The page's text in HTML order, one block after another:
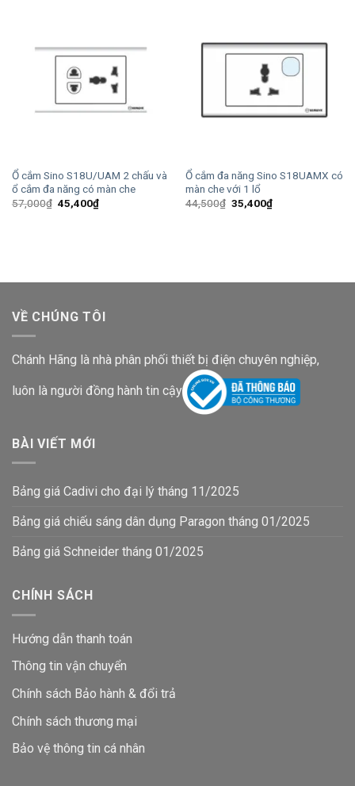
Ổ cắm Sino S18U/UAM 2 chấu và
ổ cắm đa năng có màn che
57,000₫ Giá
gốc
45,400₫Giá
hiện
Ổ cắm đa năng Sino S18UAMX có
màn che với 1 lổ
44,500₫ Giá
gốc
35,400₫Giá
hiện
VỀ CHÚNG TÔI
Chánh Hãng là nhà phân phối thiết bị điện chuyên nghiệp,
luôn là người đồng hành tin cậy
BÀI VIẾT MỚI
Bảng giá Cadivi cho đại lý tháng 11/2025
Bảng giá chiếu sáng dân dụng Paragon tháng 01/2025
Bảng giá Schneider tháng 01/2025
CHÍNH SÁCH
Hướng dẫn thanh toán
Thông tin vận chuyển
Chính sách Bảo hành & đổi trả
Chính sách thương mại
Bảo vệ thông tin cá nhân